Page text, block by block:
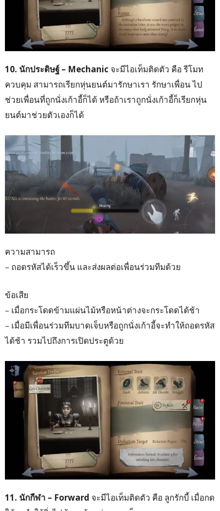
10. นักประดิษฐ์ – Mechanic จะมีไอเท็มติดตัว คือ รีโมท
ควบคุม สามารถเรียกหุ่นยนต์มารักษาเรา รักษาเพื่อน ไป
ช่วยเพื่อนที่ถูกนั่งเก้าอี้ก็ได้ หรือถ้าเราถูกนั่งเก้าอี้ก็เรียกหุ่น
ยนต์มาช่วยตัวเองก็ได้
ความสามารถ
– ถอดรหัสได้เร็วขึ้น และส่งผลต่อเพื่อนร่วมทีมด้วย
ข้อเสีย
– เมื่อกระโดดข้ามแผ่นไม้หรือหน้าต่างจะกระโดดได้ช้า
– เมื่อมีเพื่อนร่วมทีมบาดเจ็บหรือถูกนั่งเก้าอี้จะทำให้ถอดรหัส
ได้ช้า รวมไปถึงการเปิดประตูด้วย
11. นักกีฬา – Forward จะมีไอเท็มติดตัว คือ ลูกรักบี้ เมื่อกด